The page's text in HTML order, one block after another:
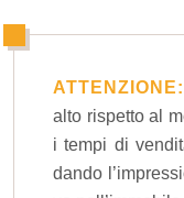
ATTENZIONE:
alto rispetto al
i tempi di
dando